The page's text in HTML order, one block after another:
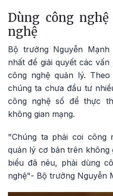
Dùng công
nghệ
Bộ trưởng Nguyễn
nhất để giải quyết các
công nghệ quản lý.
chúng ta chưa đầu tư
công nghệ số để thực
không gian mạng.
"Chúng ta phải coi công
quản lý cơ bản trên không
biểu đã nêu, phải dùng
nghệ"- Bộ trưởng Nguyễn